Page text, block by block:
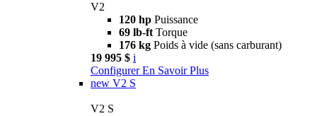
V2
120 hp Puissance
69 lb-ft Torque
176 kg Poids à vide (sans carburant)
19 995 $ i
Configurer En Savoir Plus
new V2 S
V2 S